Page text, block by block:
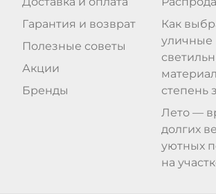
Гарантия и возврат
Полезные советы
Акции
Бренды
Как
уличные
степень
Лето —
долгих
уютных
на